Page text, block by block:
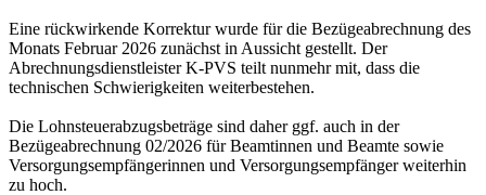
Eine rückwirkende Korrektur wurde für die Bezügeabrechnung des
Monats Februar 2026 zunächst in Aussicht gestellt. Der
Abrechnungsdienstleister K-PVS teilt nunmehr mit, dass die
technischen Schwierigkeiten weiterbestehen.
Die Lohnsteuerabzugsbeträge sind daher ggf. auch in der
Bezügeabrechnung 02/2026 für Beamtinnen und Beamte sowie
Versorgungsempfängerinnen und Versorgungsempfänger weiterhin
zu hoch.